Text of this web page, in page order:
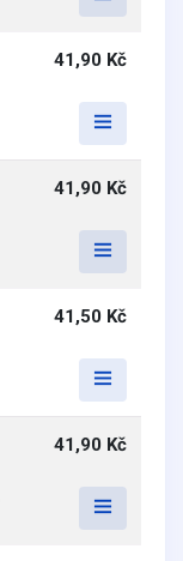
41,90 Kč
41,90 Kč
41,50 Kč
41,90 Kč